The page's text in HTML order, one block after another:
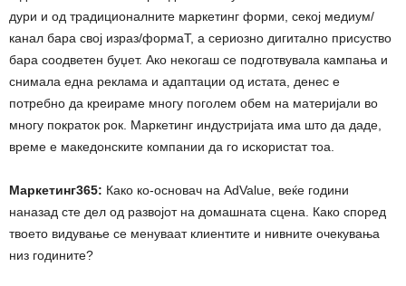
дури и од традиционалните маркетинг форми, секој медиум/
канал бара свој израз/формаТ, а сериозно дигитално присуство
бара соодветен буџет. Ако некогаш се подготвувала кампања и
снимала една реклама и адаптации од истата, денес е
потребно да креираме многу поголем обем на материјали во
многу пократок рок. Маркетинг индустријата има што да даде,
време е македонските компании да го искористат тоа.
Маркетинг365: Како ко-основач на AdValue, веќе години
наназад сте дел од развојот на домашната сцена. Како според
твоето видување се менуваат клиентите и нивните очекувања
низ годините?